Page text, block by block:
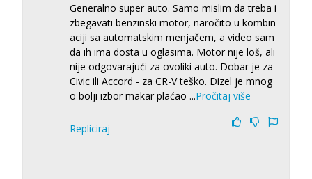
Generalno super auto. Samo mislim da treba i
zbegavati benzinski motor, naročito u kombin
aciji sa automatskim menjačem, a video sam
da ih ima dosta u oglasima. Motor nije loš, ali
nije odgovarajući za ovoliki auto. Dobar je za
Civic ili Accord - za CR-V teško. Dizel je mnog
o bolji izbor makar plaćao ...Pročitaj više
Repliciraj